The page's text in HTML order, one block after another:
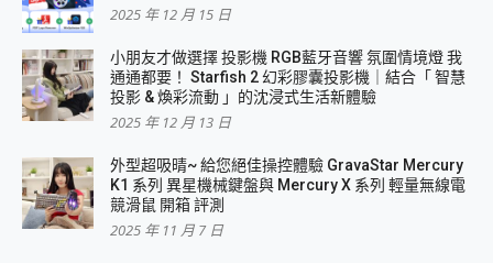
2025 年 12 月 15 日
小朋友才做選擇 投影機 RGB藍牙音響 氛圍情境燈 我
通通都要！ Starfish 2 幻彩膠囊投影機｜結合「 智慧
投影 & 煥彩流動 」的沈浸式生活新體驗
2025 年 12 月 13 日
外型超吸晴~ 給您絕佳操控體驗 GravaStar Mercury
K1 系列 異星機械鍵盤與 Mercury X 系列 輕量無線電
競滑鼠 開箱 評測
2025 年 11 月 7 日